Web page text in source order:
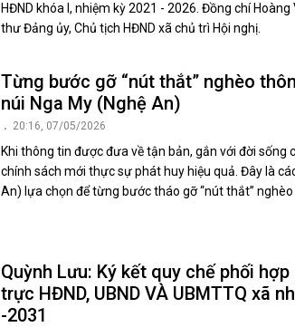
HĐND khóa I, nhiệm kỳ 2021 - 2026. Đồng chí
thư Đảng ủy, Chủ tịch HĐND xã chủ trì Hội nghị.
Từng bước gỡ “nút thắt” nghèo
núi Nga My (Nghệ An)
20:16, 07/05/2026
Khi thông tin được đưa về tận bản, gắn với đời sống
chính sách mới thực sự phát huy hiệu quả. Đây là
An) lựa chọn để từng bước tháo gỡ “nút thắt”
Quỳnh Lưu: Ký kết quy chế phối
trực HĐND, UBND VÀ UBMTTQ xã
-2031